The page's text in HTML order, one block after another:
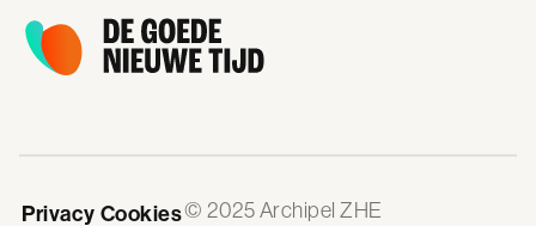
Privacy Cookies© 2025 Archipel ZHE